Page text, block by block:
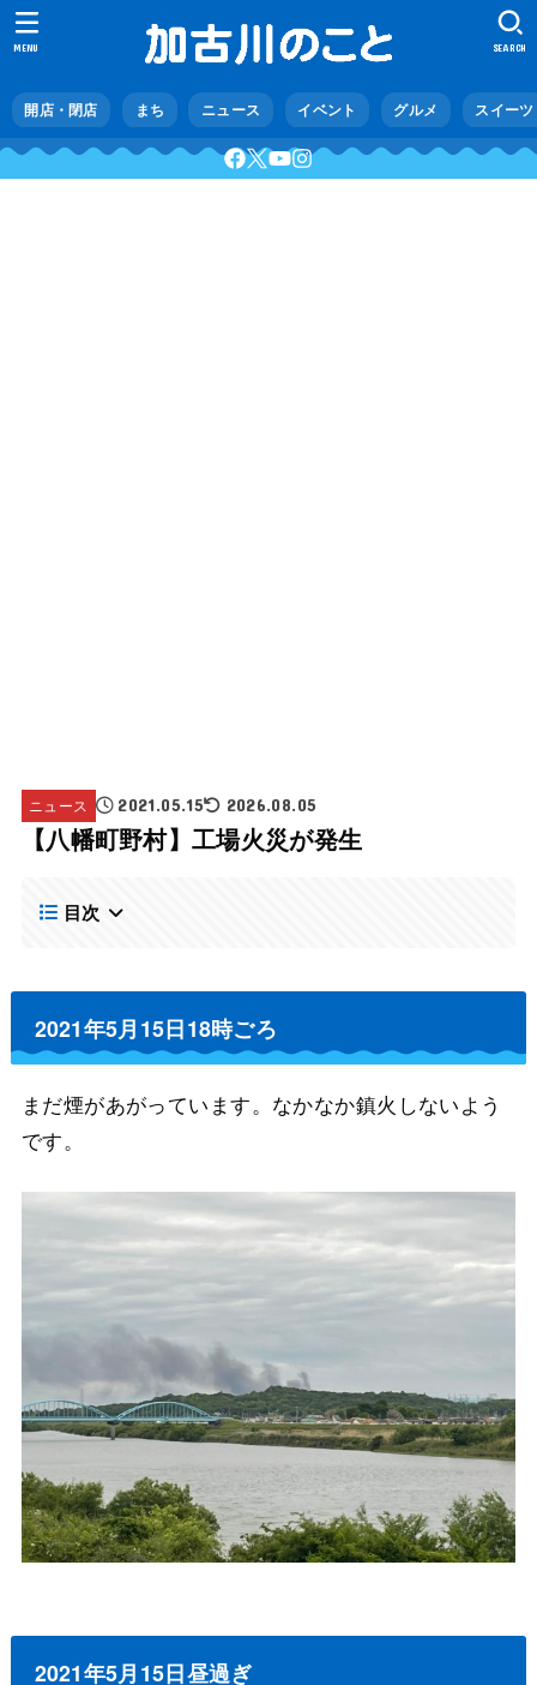
開店・閉店 まち ニュース イベント グルメ スイーツ
SEARCH
MENU
ニュース 2021.05.15 2026.08.05
【八幡町野村】工場火災が発生
目次
2021年5月15日18時ごろ
まだ煙があがっています。なかなか鎮火しないよう
です。
2021年5月15日昼過ぎ